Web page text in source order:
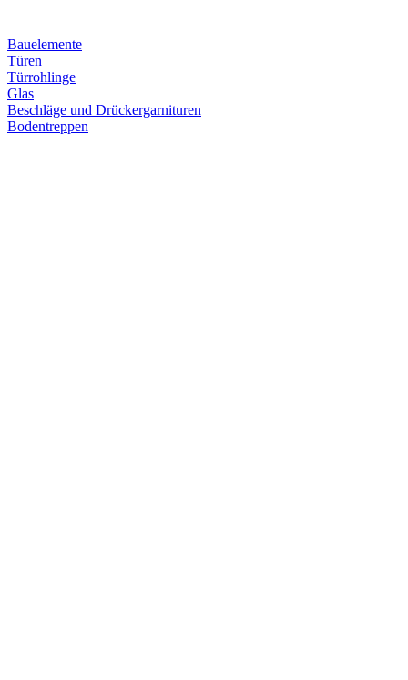
Bauelemente
Türen
Türrohlinge
Glas
Beschläge und Drückergarnituren
Bodentreppen